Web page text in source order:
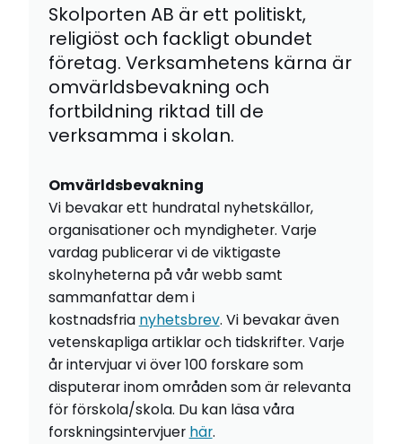
Skolporten AB är ett politiskt,
religiöst och fackligt obundet
företag. Verksamhetens kärna är
omvärldsbevakning och
fortbildning riktad till de
verksamma i skolan.
Omvärldsbevakning
Vi bevakar ett hundratal nyhetskällor,
organisationer och myndigheter. Varje
vardag publicerar vi de viktigaste
skolnyheterna på vår webb samt
sammanfattar dem i
kostnadsfria nyhetsbrev. Vi bevakar även
vetenskapliga artiklar och tidskrifter. Varje
år intervjuar vi över 100 forskare som
disputerar inom områden som är relevanta
för förskola/skola. Du kan läsa våra
forskningsintervjuer här.